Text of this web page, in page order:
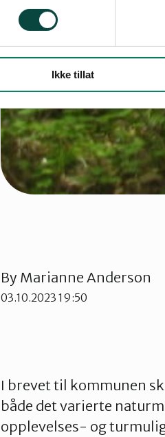
Ikke tillat
By Marianne Anderson
03.10.2023 19:50
I brevet til kommunen
både det varierte
opplevelses- og